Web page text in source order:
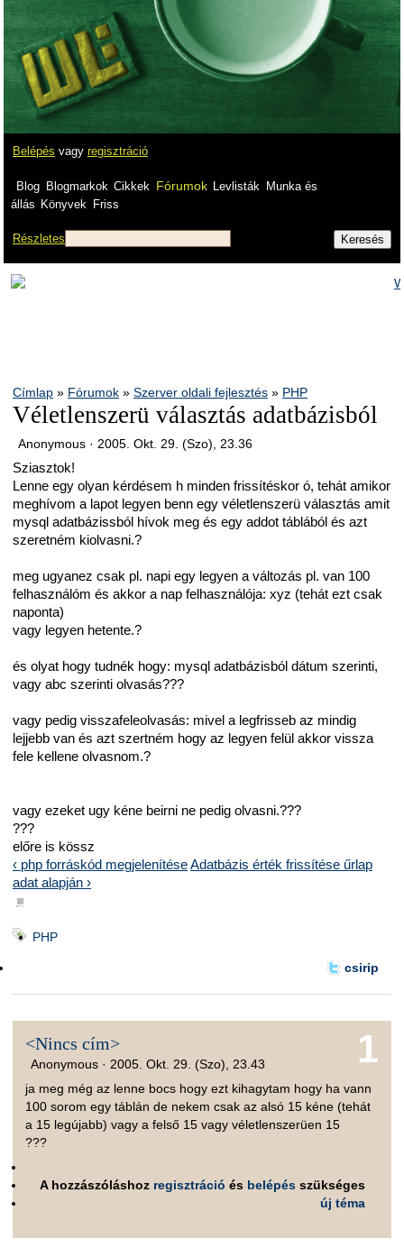
Belépés vagy regisztráció
Blog Blogmarkok Cikkek Fórumok Levlisták
Munka és
állás Könyvek Friss
Részletes
Címlap » Fórumok » Szerver oldali fejlesztés » PHP
Véletlenszerü választás adatbázisból
Anonymous · 2005. Okt. 29. (Szo), 23.36
Sziasztok!
Lenne egy olyan kérdésem h minden frissítéskor ó, tehát amikor
meghívom a lapot legyen benn egy véletlenszerü választás amit
mysql adatbázissból hívok meg és egy addot táblából és azt
szeretném kiolvasni.?
meg ugyanez csak pl. napi egy legyen a változás pl. van 100
felhasználóm és akkor a nap felhasználója: xyz (tehát ezt csak
naponta)
vagy legyen hetente.?
és olyat hogy tudnék hogy: mysql adatbázisból dátum szerinti,
vagy abc szerinti olvasás???
vagy pedig visszafeleolvasás: mivel a legfrisseb az mindig
lejjebb van és azt szertném hogy az legyen felül akkor vissza
fele kellene olvasnom.?
vagy ezeket ugy kéne beirni ne pedig olvasni.???
???
előre is kössz
‹ php forráskód megjelenítéseAdatbázis érték frissítése űrlap
adat alapján ›
■
PHP
csirip
1
<Nincs cím>
Anonymous · 2005. Okt. 29. (Szo), 23.43
ja meg még az lenne bocs hogy ezt kihagytam hogy ha vann
100 sorom egy táblán de nekem csak az alsó 15 kéne (tehát
a 15 legújabb) vagy a felső 15 vagy véletlenszerüen 15
???
A hozzászóláshoz regisztráció és belépés szükséges
új téma